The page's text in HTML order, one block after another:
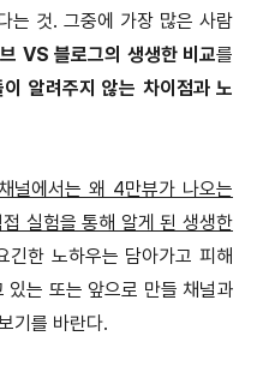
는 것. 그중에 가장 많은 사람
VS 블로그의 생생한 비교를
이 알려주지 않는 차이점과 노
널에서는 왜 4만뷰가 나오는
실험을 통해 알게 된 생생한
한 노하우는 담아가고 피해
있는 또는 앞으로 만들 채널과
기를 바란다.